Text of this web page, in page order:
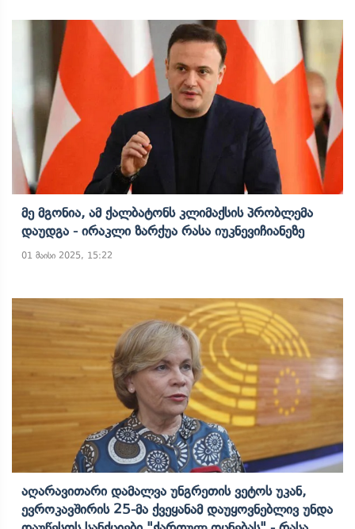
Მე Მგონია, Ამ Ქალბატონს Კლიმაქსის Პრობლემა
Დაუდგა - Ირაკლი Ზარქუა Რასა Იუკნევიჩიანეზე
01 მაისი 2025, 15:22
Აღარავითარი Დამალვა Უნგრეთის Ვეტოს Უკან,
Ევროკავშირის 25-Მა Ქვეყანამ Დაუყოვნებლივ Უნდა